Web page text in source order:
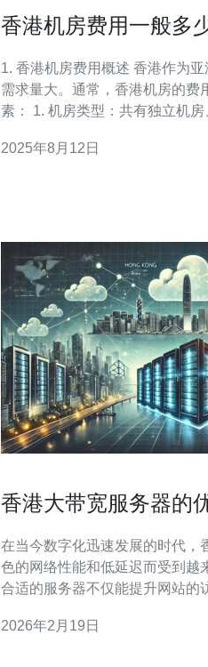
香港机房费用一般多
1. 香港机房费用概述 香港作为亚洲的金融中心，机房服务
需求量大。通常，香港机房的费
素： 1. 机房类型：共有独立机房、共享机房和云服务器。
CPU、内存、存储等配置直接影响价格。 4.
2025年8月12日
香港大带宽服务器的
在当今数字化迅速发展的时代，
色的网络性能和低延迟而受到越
合适的服务器不仅能提升网站的
势，并提供选择指南，特别推荐
2026年2月19日